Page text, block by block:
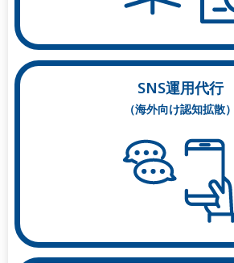
SNS運用代行
（海外向け認知拡散）